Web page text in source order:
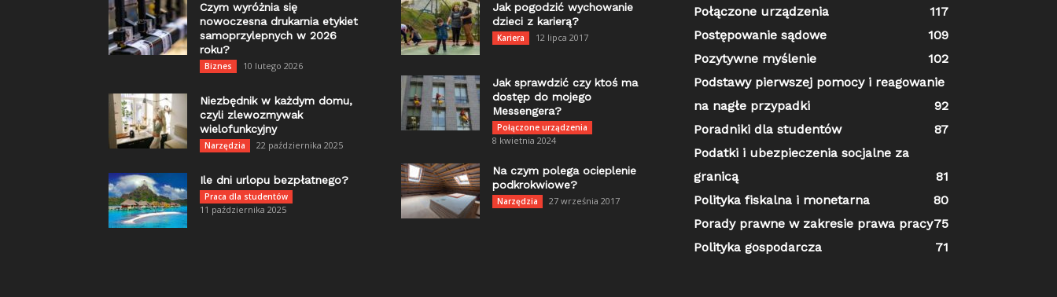
Czym wyróżnia się
nowoczesna drukarnia etykiet
samoprzylepnych w 2026
roku?
Biznes 10 lutego 2026
Niezbędnik w każdym domu,
czyli zlewozmywak
wielofunkcyjny
Narzędzia 22 października 2025
Ile dni urlopu bezpłatnego?
Praca dla studentów
11 października 2025
Jak pogodzić wychowanie
dzieci z karierą?
Kariera 12 lipca 2017
Jak sprawdzić czy ktoś ma
dostęp do mojego
Messengera?
Połączone urządzenia
8 kwietnia 2024
Na czym polega ocieplenie
podkrokwiowe?
Narzędzia 27 września 2017
Połączone urządzenia
117
Postępowanie sądowe
109
Pozytywne myślenie
102
Podstawy pierwszej pomocy i reagowanie
na nagłe przypadki
92
Poradniki dla studentów
87
Podatki i ubezpieczenia socjalne za
granicą
81
Polityka fiskalna i monetarna
80
Porady prawne w zakresie prawa pracy75
Polityka gospodarcza
71